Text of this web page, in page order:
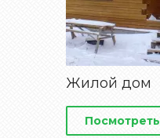
Жилой дом
Посмотреть